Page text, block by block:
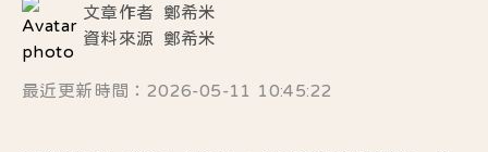
文章作者
鄭希米
資料來源
鄭希米
最近更新時間：2026-05-11 10:45:22